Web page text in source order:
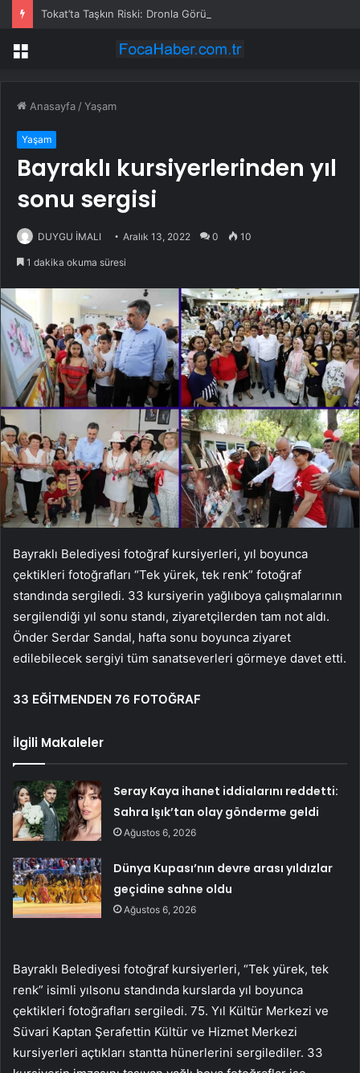
Tokat’ta Taşkın Riski: Dronla Görüntülendi
Menü
Anasayfa /Yaşam
Yaşam
Bayraklı kursiyerlerinden yıl
sonu sergisi
DUYGU İMALI Aralık 13, 2022 0 10
1 dakika okuma süresi
Bayraklı Belediyesi fotoğraf kursiyerleri, yıl boyunca
çektikleri fotoğrafları “Tek yürek, tek renk” fotoğraf
standında sergiledi. 33 kursiyerin yağlıboya çalışmalarının
sergilendiği yıl sonu standı, ziyaretçilerden tam not aldı.
Önder Serdar Sandal, hafta sonu boyunca ziyaret
edilebilecek sergiyi tüm sanatseverleri görmeye davet etti.
33 EĞİTMENDEN 76 FOTOĞRAF
İlgili Makaleler
Seray Kaya ihanet iddialarını reddetti:
Sahra Işık’tan olay gönderme geldi
Ağustos 6, 2026
Dünya Kupası’nın devre arası yıldızlar
geçidine sahne oldu
Ağustos 6, 2026
Bayraklı Belediyesi fotoğraf kursiyerleri, “Tek yürek, tek
renk” isimli yılsonu standında kurslarda yıl boyunca
çektikleri fotoğrafları sergiledi. 75. Yıl Kültür Merkezi ve
Süvari Kaptan Şerafettin Kültür ve Hizmet Merkezi
kursiyerleri açtıkları stantta hünerlerini sergilediler. 33